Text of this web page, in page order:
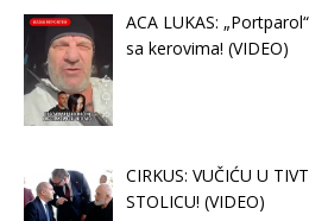
ACA LUKAS:
sa kerovima! (VIDEO)
CIRKUS: VUČIĆU U
STOLICU! (VIDEO)